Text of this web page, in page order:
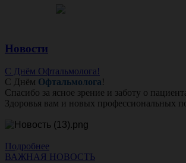
Новости
С Днём Офтальмолога!
С Днём Офтальмолога!
Спасибо за ясное зрение и заботу о
Здоровья вам и новых профессиональных
Подробнее
ВАЖНАЯ НОВОСТЬ